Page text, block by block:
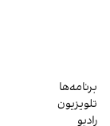
برنامه‌ها
تلویزیون
رادیو